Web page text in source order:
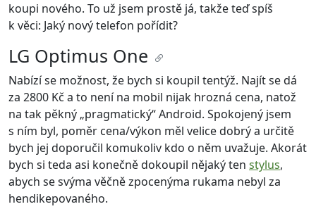
koupi nového. To už jsem prostě já, takže teď spíš
k věci: Jaký nový telefon pořídit?
LG Optimus One
Nabízí se možnost, že bych si koupil tentýž. Najít se dá
za 2800 Kč a to není na mobil nijak hrozná cena, natož
na tak pěkný „pragmatický“ Android. Spokojený jsem
s ním byl, poměr cena/výkon měl velice dobrý a určitě
bych jej doporučil komukoliv kdo o něm uvažuje. Akorát
bych si teda asi konečně dokoupil nějaký ten stylus,
abych se svýma věčně zpocenýma rukama nebyl za
hendikepovaného.